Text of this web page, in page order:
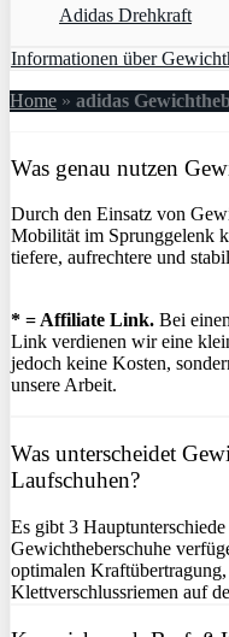
Adidas Drehkraft
Informationen über
Home » adidas
Was genau nutzen
Durch den Einsatz von
Mobilität im Sprunggelenk
tiefere, aufrechtere und
* = Affiliate Link. Bei
Link verdienen wir eine
jedoch keine Kosten,
unsere Arbeit.
Was unterscheidet
Laufschuhen?
Es gibt 3
Gewichtheberschuhe
optimalen
Klettverschlussriemen auf